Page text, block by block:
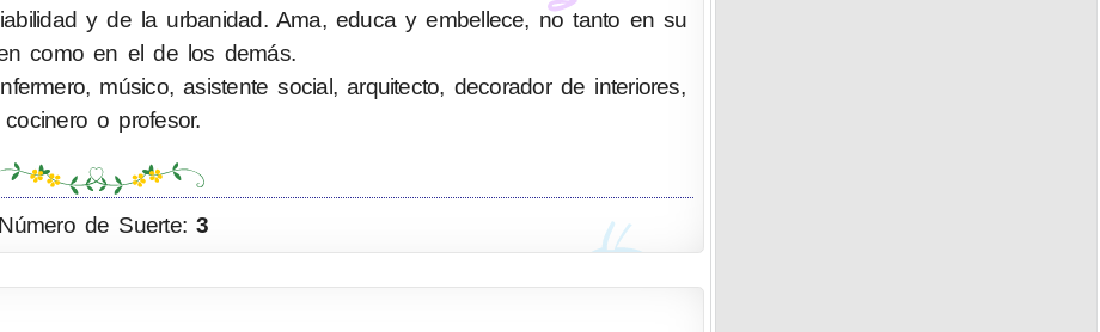
y de la urbanidad. Ama, educa y embellece, no tanto en su
como en el de los demás.
músico, asistente social, arquitecto, decorador de interiores,
cocinero o profesor.
Número de Suerte:3